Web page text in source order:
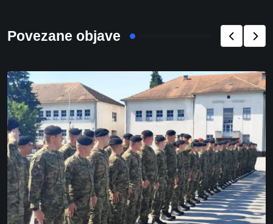
Povezane objave